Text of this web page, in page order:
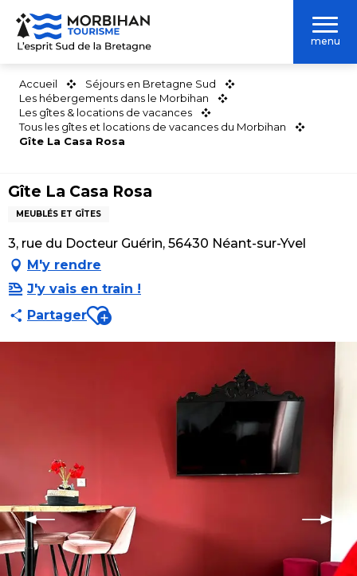
Aller
contenu
menu
Accueil
Séjours en Bretagne Sud
Les hébergements dans le Morbihan
Les gîtes & locations de vacances
Tous les gîtes et locations de vacances du Morbihan
Gîte La Casa Rosa
Gîte La Casa Rosa
MEUBLÉS ET GÎTES
3, rue du Docteur Guérin, 56430 Néant-sur-Yvel
M'y rendre
J'y vais en train !
PartagerAjouter aux favoris